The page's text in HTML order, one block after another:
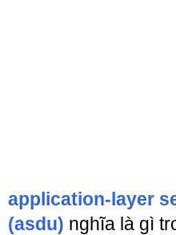
application-layer
(asdu) nghĩa là gì